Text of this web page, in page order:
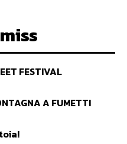
FESTIVAL
A FUMETTI